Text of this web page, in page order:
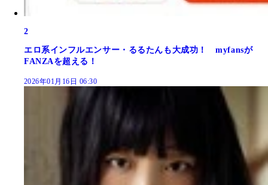
2
エロ系インフルエンサー・るるたんも大成功！ myfansが
FANZAを超える！
2026年01月16日 06:30